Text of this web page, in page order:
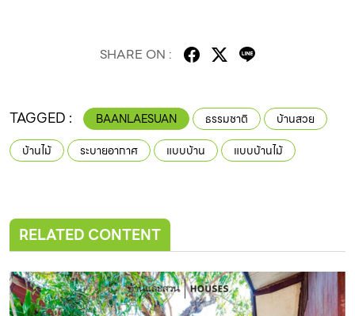
SHARE ON :
TAGGED : BAANLAESUAN ธรรมชาติ
บ้านสวย
บ้านไม้
ระบายอากาศ แบบบ้าน แบบบ้านไม้
RELATED CONTENT